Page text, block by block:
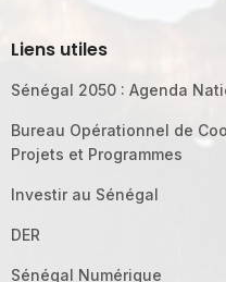
Liens utiles
Sénégal 2050 : Agenda
Bureau Opérationnel de
Projets et Programmes
Investir au Sénégal
DER
Sénégal Numérique